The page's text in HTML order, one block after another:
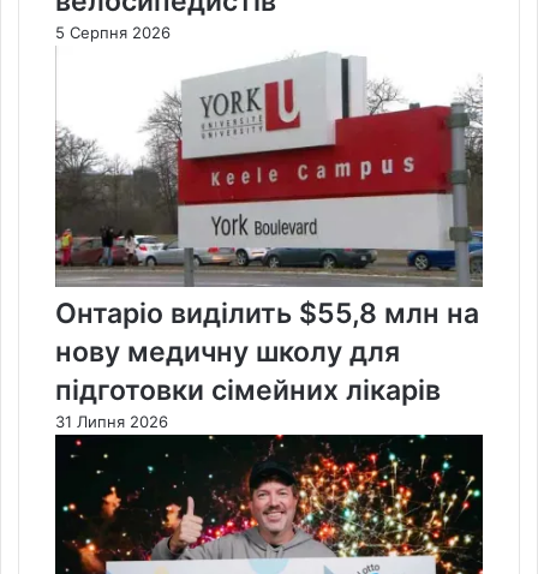
5 Серпня 2026
Онтаріо виділить $55,8 млн на
нову медичну школу для
підготовки сімейних лікарів
31 Липня 2026